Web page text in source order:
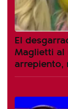
El
Maglietti al
arrepiento,